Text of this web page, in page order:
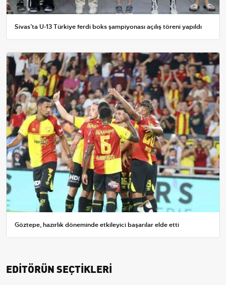
Sivas’ta U-13 Türkiye ferdi boks şampiyonası açılış töreni yapıldı
Göztepe, hazırlık döneminde etkileyici başarılar elde etti
EDİTÖRÜN SEÇTİKLERİ